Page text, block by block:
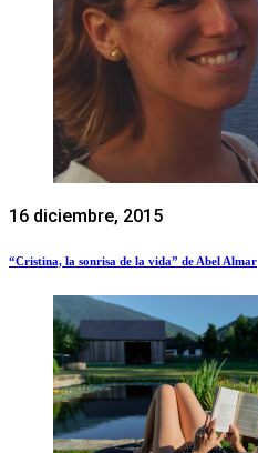
16 diciembre, 2015
“Cristina, la sonrisa de la vida” de Abel Almar